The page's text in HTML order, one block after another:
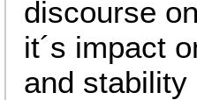
discourse
it´s impact
and